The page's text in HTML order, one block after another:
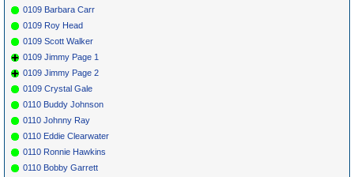
0109 Barbara Carr
0109 Roy Head
0109 Scott Walker
0109 Jimmy Page 1
0109 Jimmy Page 2
0109 Crystal Gale
0110 Buddy Johnson
0110 Johnny Ray
0110 Eddie Clearwater
0110 Ronnie Hawkins
0110 Bobby Garrett